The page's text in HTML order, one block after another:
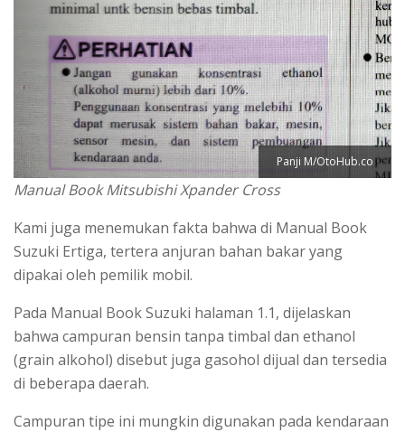
Panji M/OtoHub.co
Manual Book Mitsubishi Xpander Cross
Kami juga menemukan fakta bahwa di Manual Book
Suzuki Ertiga, tertera anjuran bahan bakar yang
dipakai oleh pemilik mobil.
Pada Manual Book Suzuki halaman 1.1, dijelaskan
bahwa campuran bensin tanpa timbal dan ethanol
(grain alkohol) disebut juga gasohol dijual dan tersedia
di beberapa daerah.
Campuran tipe ini mungkin digunakan pada kendaraan